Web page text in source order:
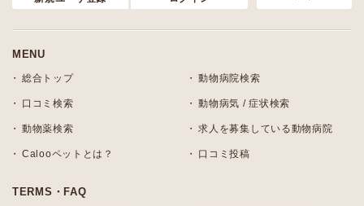
MENU
総合トップ 動物病院検索
口コミ検索 動物病気 / 症状検索
動物薬検索 求人を募集している動物病院
Calooペットとは？ 口コミ投稿
TERMS・FAQ